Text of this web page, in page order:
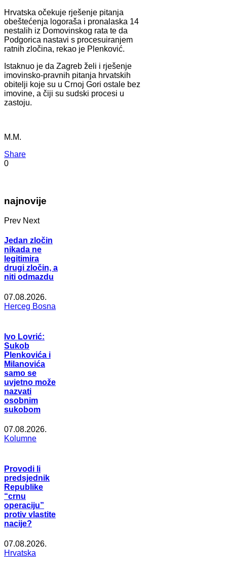
Hrvatska očekuje rješenje pitanja
obeštećenja logoraša i pronalaska 14
nestalih iz Domovinskog rata te da
Podgorica nastavi s procesuiranjem
ratnih zločina, rekao je Plenković.
Istaknuo je da Zagreb želi i rješenje
imovinsko-pravnih pitanja hrvatskih
obitelji koje su u Crnoj Gori ostale bez
imovine, a čiji su sudski procesi u
zastoju.
M.M.
Share
0
najnovije
Prev Next
Jedan zločin
nikada ne
legitimira
drugi zločin, a
niti odmazdu
07.08.2026.
Herceg Bosna
Ivo Lovrić:
Sukob
Plenkovića i
Milanovića
samo se
uvjetno može
nazvati
osobnim
sukobom
07.08.2026.
Kolumne
Provodi li
predsjednik
Republike
“crnu
operaciju”
protiv vlastite
nacije?
07.08.2026.
Hrvatska